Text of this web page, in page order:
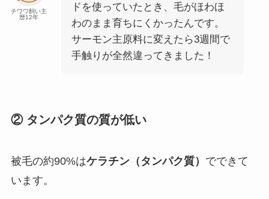
チワワ飼い主
歴12年
ドを使っていたとき、毛がほわほ
わのまま育ちにくかったんです。
サーモン主原料に変えたら3週間で
手触りが全然違ってきました！
② タンパク質の質が低い
被毛の約90%はケラチン（タンパク質） でできて
います。